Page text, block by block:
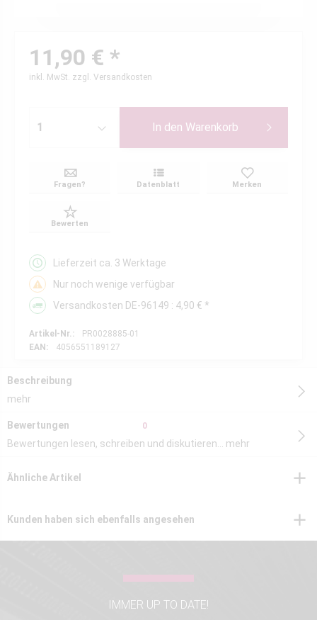
11,90 € *
inkl. MwSt. zzgl. Versandkosten
In den Warenkorb
Fragen? Datenblatt Merken
Bewerten
Lieferzeit ca. 3 Werktage
Nur noch wenige verfügbar
Versandkosten DE-96149 : 4,90 € *
Artikel-Nr.:
PR0028885-01
EAN:
4056551189127
Beschreibung
mehr
Bewertungen 0
Bewertungen lesen, schreiben und diskutieren... mehr
Ähnliche Artikel
Kunden haben sich ebenfalls angesehen
IMMER UP TO DATE!